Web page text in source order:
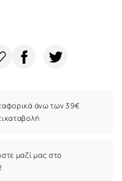
άνω των 39€
μαζί μας στο